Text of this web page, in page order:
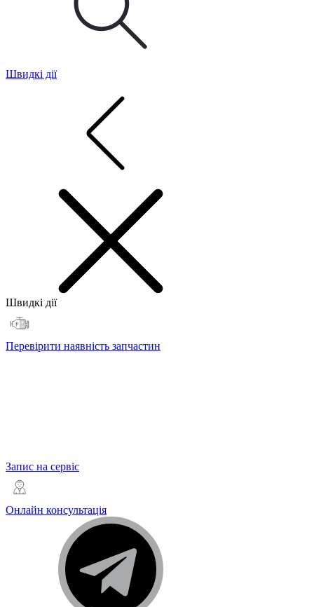
Швидкі дії
Швидкі дії
Перевірити наявність запчастин
Запис на сервіс
Онлайн консультація